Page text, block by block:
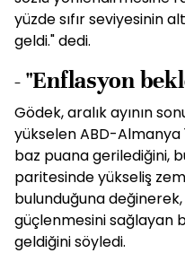
yüzde sıfır seviyesinin
geldi." dedi.
- "Enflasyon
Gödek, aralık ayının
yükselen ABD-Almanya
baz puana gerilediğini,
paritesinde yükseliş
bulunduğuna değinerek,
güçlenmesini sağlayan
geldiğini söyledi.